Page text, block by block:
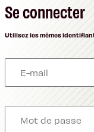
Se connecter
Utilisez les mêmes